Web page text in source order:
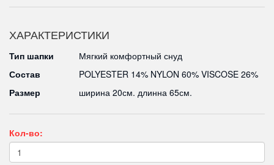
ХАРАКТЕРИСТИКИ
Тип шапки
Мягкий комфортный снуд
Состав
POLYESTER 14% NYLON 60% VISCOSE 26%
Размер
ширина 20см. длинна 65см.
Кол-во: